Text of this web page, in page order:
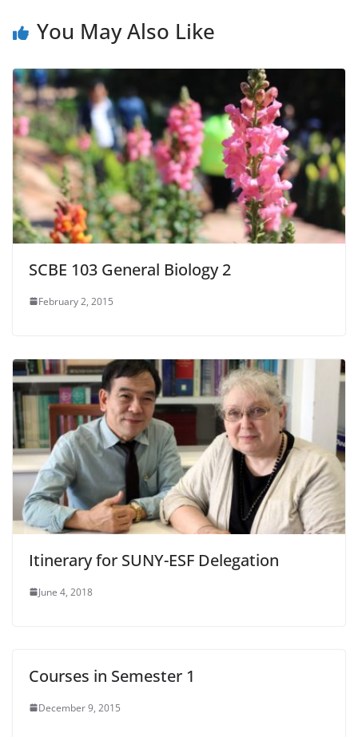
You May Also Like
SCBE 103 General Biology 2
February 2, 2015
Itinerary for SUNY-ESF Delegation
June 4, 2018
Courses in Semester 1
December 9, 2015